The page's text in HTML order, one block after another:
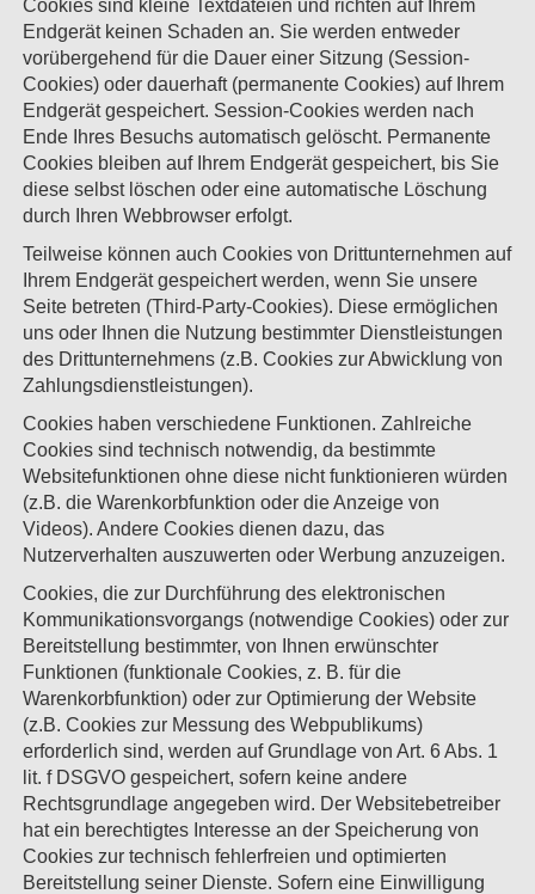
Cookies sind kleine Textdateien und richten auf Ihrem
Endgerät keinen Schaden an. Sie werden entweder
vorübergehend für die Dauer einer Sitzung (Session-
Cookies) oder dauerhaft (permanente Cookies) auf Ihrem
Endgerät gespeichert. Session-Cookies werden nach
Ende Ihres Besuchs automatisch gelöscht. Permanente
Cookies bleiben auf Ihrem Endgerät gespeichert, bis Sie
diese selbst löschen oder eine automatische Löschung
durch Ihren Webbrowser erfolgt.
Teilweise können auch Cookies von Drittunternehmen auf
Ihrem Endgerät gespeichert werden, wenn Sie unsere
Seite betreten (Third-Party-Cookies). Diese ermöglichen
uns oder Ihnen die Nutzung bestimmter Dienstleistungen
des Drittunternehmens (z.B. Cookies zur Abwicklung von
Zahlungsdienstleistungen).
Cookies haben verschiedene Funktionen. Zahlreiche
Cookies sind technisch notwendig, da bestimmte
Websitefunktionen ohne diese nicht funktionieren würden
(z.B. die Warenkorbfunktion oder die Anzeige von
Videos). Andere Cookies dienen dazu, das
Nutzerverhalten auszuwerten oder Werbung anzuzeigen.
Cookies, die zur Durchführung des elektronischen
Kommunikationsvorgangs (notwendige Cookies) oder zur
Bereitstellung bestimmter, von Ihnen erwünschter
Funktionen (funktionale Cookies, z. B. für die
Warenkorbfunktion) oder zur Optimierung der Website
(z.B. Cookies zur Messung des Webpublikums)
erforderlich sind, werden auf Grundlage von Art. 6 Abs. 1
lit. f DSGVO gespeichert, sofern keine andere
Rechtsgrundlage angegeben wird. Der Websitebetreiber
hat ein berechtigtes Interesse an der Speicherung von
Cookies zur technisch fehlerfreien und optimierten
Bereitstellung seiner Dienste. Sofern eine Einwilligung